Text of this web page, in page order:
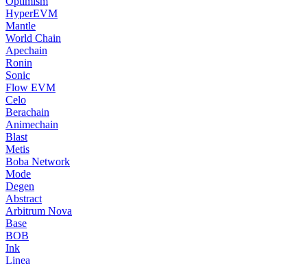
HyperEVM
Mantle
World Chain
Apechain
Ronin
Sonic
Flow EVM
Celo
Berachain
Animechain
Blast
Metis
Boba Network
Mode
Degen
Abstract
Arbitrum Nova
Base
BOB
Ink
Linea